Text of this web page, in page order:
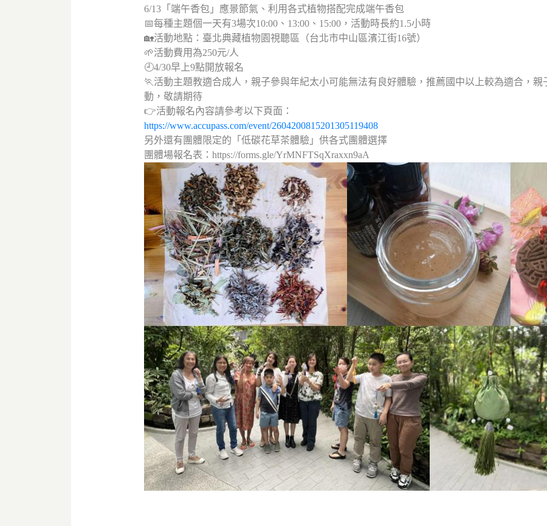
6/13「端午香包」應景節氣、利用各式植物搭配完成端午香包
📅每種主題個一天有3場次10:00、13:00、15:00，活動時長約1.5小時
🏡活動地點：臺北典藏植物園視聽區（台北市中山區濱江街16號）
🌱活動費用為250元/人
🕘4/30早上9點開放報名
🏃活動主題教適合成人，親子參與年紀太小可能無法有良好體驗，推薦國中以上較為適合，
動，敬請期待
👉活動報名內容請參考以下頁面：
https://www.accupass.com/event/2604200815201305119408
另外還有團體限定的「低碳花草茶體驗」供各式團體選擇
團體場報名表：https://forms.gle/YrMNFTSqXraxxn9aA